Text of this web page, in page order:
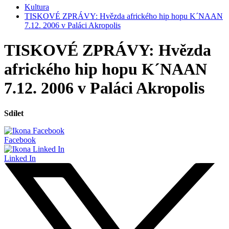
Kultura
TISKOVÉ ZPRÁVY: Hvězda afrického hip hopu K´NAAN
7.12. 2006 v Paláci Akropolis
TISKOVÉ ZPRÁVY: Hvězda
afrického hip hopu K´NAAN
7.12. 2006 v Paláci Akropolis
Sdílet
Facebook
Linked In